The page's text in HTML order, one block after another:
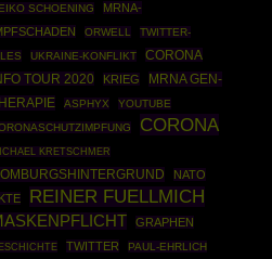
SCHOENING
MRNA-
ORWELL
TWITTER-
UKRAINE-KONFLIKT
CORONA
TOUR 2020
KRIEG
MRNA GEN-
ASPHYX
YOUTUBE
CORONA
KRETSCHMER
NATO
REINER FUELLMICH
GRAPHEN
TWITTER
PAUL-EHRLICH